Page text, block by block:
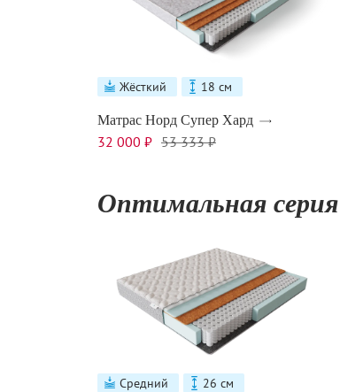
Жёсткий 18 см
Матрас Норд Супер Хард
32 000 ₽ 53 333 ₽
Оптимальная серия
Средний 26 см